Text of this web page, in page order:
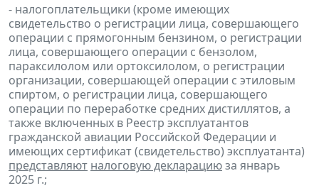
- налогоплательщики (кроме имеющих
свидетельство о регистрации лица, совершающего
операции с прямогонным бензином, о регистрации
лица, совершающего операции с бензолом,
параксилолом или ортоксилолом, о регистрации
организации, совершающей операции с этиловым
спиртом, о регистрации лица, совершающего
операции по переработке средних дистиллятов, а
также включенных в Реестр эксплуатантов
гражданской авиации Российской Федерации и
имеющих сертификат (свидетельство) эксплуатанта)
представляют налоговую декларациюза январь
2025 г.;